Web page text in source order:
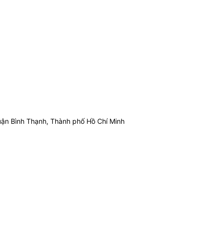
Bình Thạnh, Thành phố Hồ Chí Minh